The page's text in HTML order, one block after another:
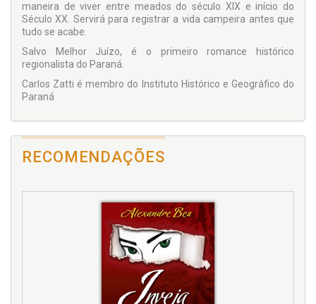
maneira de viver entre meados do século XIX e início do
Século XX. Servirá para registrar a vida campeira antes que
tudo se acabe.
Salvo Melhor Juízo, é o primeiro romance histórico
regionalista do Paraná.
Carlos Zatti é membro do Instituto Histórico e Geográfico do
Paraná
RECOMENDAÇÕES